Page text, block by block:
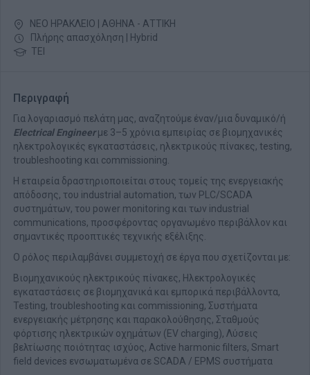
ΝΕΟ ΗΡΑΚΛΕΙΟ | ΑΘΗΝΑ - ΑΤΤΙΚΗ
Πλήρης απασχόληση | Hybrid
ΤΕΙ
Περιγραφή
Για λογαριασμό πελάτη μας, αναζητούμε έναν/μια δυναμικό/ή
Electrical Engineerμε 3–5 χρόνια εμπειρίας σε βιομηχανικές
ηλεκτρολογικές εγκαταστάσεις, ηλεκτρικούς πίνακες, testing,
troubleshooting και commissioning.
Η εταιρεία δραστηριοποιείται στους τομείς της ενεργειακής
απόδοσης, του industrial automation, των PLC/SCADA
συστημάτων, του power monitoring και των industrial
communications, προσφέροντας οργανωμένο περιβάλλον και
σημαντικές προοπτικές τεχνικής εξέλιξης.
Ο ρόλος περιλαμβάνει συμμετοχή σε έργα που σχετίζονται με:
Βιομηχανικούς ηλεκτρικούς πίνακες, Ηλεκτρολογικές
εγκαταστάσεις σε βιομηχανικά και εμπορικά περιβάλλοντα,
Testing, troubleshooting και commissioning, Συστήματα
ενεργειακής μέτρησης και παρακολούθησης, Σταθμούς
φόρτισης ηλεκτρικών οχημάτων (EV charging), Λύσεις
βελτίωσης ποιότητας ισχύος, Active harmonic filters, Smart
field devices ενσωματωμένα σε SCADA / EPMS συστήματα